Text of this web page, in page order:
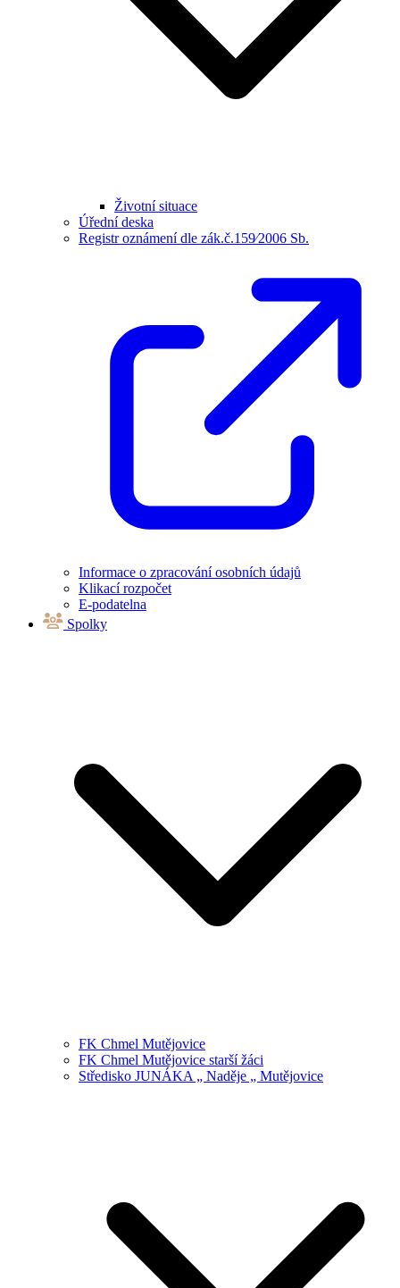
Životní situace
Úřední deska
Registr oznámení dle zák.č.159⁄2006 Sb.
Informace o zpracování osobních údajů
Klikací rozpočet
E-podatelna
Spolky
FK Chmel Mutějovice
FK Chmel Mutějovice starší žáci
Středisko JUNÁKA „ Naděje „ Mutějovice